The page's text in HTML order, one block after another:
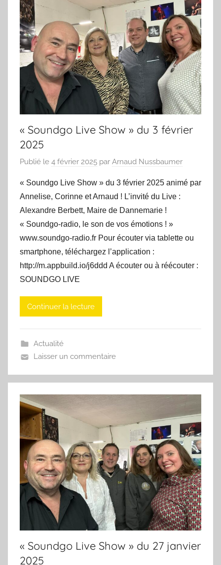
« Soundgo Live Show » du 3 février
2025
Publié le 4 février 2025 par Arnaud Nussbaumer
« Soundgo Live Show » du 3 février 2025 animé par
Annelise, Corinne et Arnaud ! L’invité du Live :
Alexandre Berbett, Maire de Dannemarie !
« Soundgo-radio, le son de vos émotions ! »
www.soundgo-radio.fr Pour écouter via tablette ou
smartphone, téléchargez l’application :
http://m.appbuild.io/j6ddd A écouter ou à réécouter :
SOUNDGO LIVE
Continuer la lecture
Actualité
Laisser un commentaire
« Soundgo Live Show » du 27 janvier
2025